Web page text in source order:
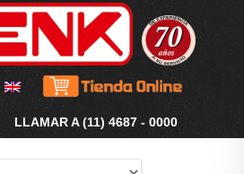
LLAMAR A (11) 4687 - 0000